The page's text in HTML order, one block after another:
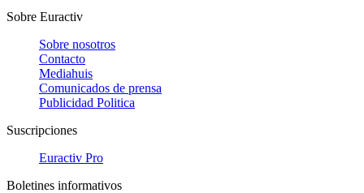
Sobre Euractiv
Sobre nosotros
Contacto
Mediahuis
Comunicados de prensa
Publicidad Politica
Suscripciones
Euractiv Pro
Boletines informativos